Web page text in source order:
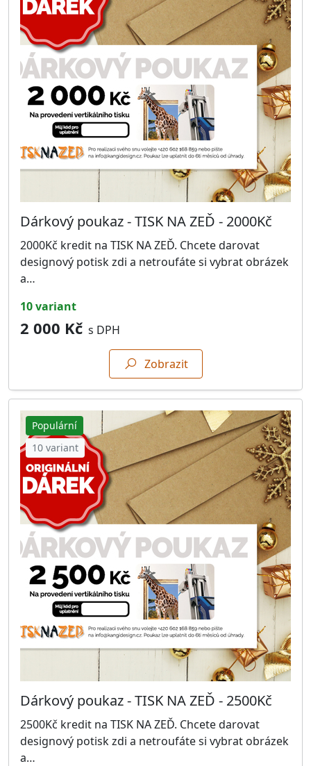
Dárkový poukaz - TISK NA ZEĎ - 2000Kč
2000Kč kredit na TISK NA ZEĎ. Chcete darovat
designový potisk zdi a netroufáte si vybrat obrázek
a…
10 variant
2 000 Kč s DPH
Zobrazit
Populární
10 variant
Dárkový poukaz - TISK NA ZEĎ - 2500Kč
2500Kč kredit na TISK NA ZEĎ. Chcete darovat
designový potisk zdi a netroufáte si vybrat obrázek
a…